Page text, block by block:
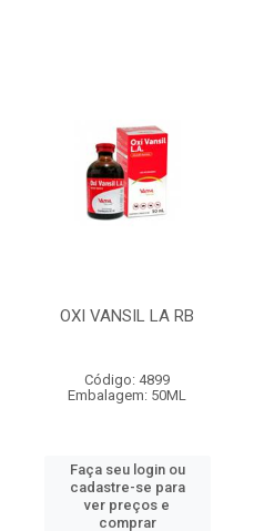
OXI VANSIL LA RB
Código: 4899
Embalagem: 50ML
Faça seu login ou
cadastre-se para
ver preços e
comprar